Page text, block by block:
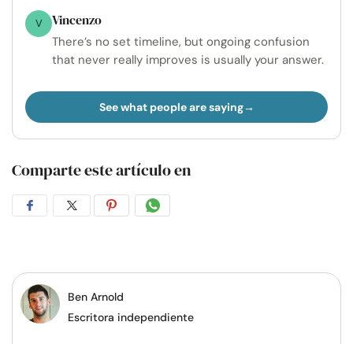
V Vincenzo
There’s no set timeline, but ongoing confusion
that never really improves is usually your answer.
See what people are saying
Comparte este artículo en
CompartirCompartirCompartirCompartir
Ben Arnold
Escritora independiente